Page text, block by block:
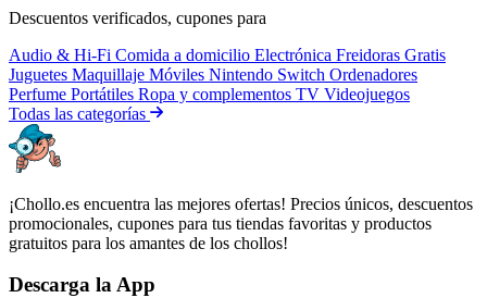
Descuentos verificados, cupones para
Audio & Hi-Fi Comida a domicilio Electrónica Freidoras Gratis
Juguetes Maquillaje Móviles Nintendo Switch Ordenadores
Perfume Portátiles Ropa y complementos TV Videojuegos
Todas las categorías
¡Chollo.es encuentra las mejores ofertas! Precios únicos, descuentos
promocionales, cupones para tus tiendas favoritas y productos
gratuitos para los amantes de los chollos!
Descarga la App